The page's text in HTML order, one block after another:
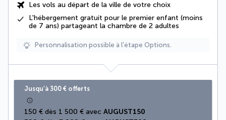
Les vols au départ de la ville de votre choix
L'hébergement gratuit pour le premier enfant (moins
de 7 ans) partageant la chambre de 2 adultes
Personnalisation possible à l’étape Options.
Jusqu’à 300 € offerts
150 € dès 1 500 € avec AUGUST150